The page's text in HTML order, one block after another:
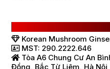
Korean Mushroom
MST: 290.2222.646
Tòa A6 Chung Cư An
Đồng, Bắc Từ Liêm, Hà Nội